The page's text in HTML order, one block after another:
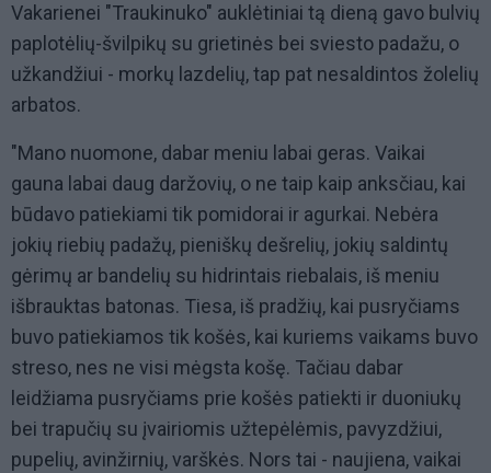
Vakarienei "Traukinuko" auklėtiniai tą dieną gavo bulvių
paplotėlių-švilpikų su grietinės bei sviesto padažu, o
užkandžiui - morkų lazdelių, tap pat nesaldintos žolelių
arbatos.
"Mano nuomone, dabar meniu labai geras. Vaikai
gauna labai daug daržovių, o ne taip kaip anksčiau, kai
būdavo patiekiami tik pomidorai ir agurkai. Nebėra
jokių riebių padažų, pieniškų dešrelių, jokių saldintų
gėrimų ar bandelių su hidrintais riebalais, iš meniu
išbrauktas batonas. Tiesa, iš pradžių, kai pusryčiams
buvo patiekiamos tik košės, kai kuriems vaikams buvo
streso, nes ne visi mėgsta košę. Tačiau dabar
leidžiama pusryčiams prie košės patiekti ir duoniukų
bei trapučių su įvairiomis užtepėlėmis, pavyzdžiui,
pupelių, avinžirnių, varškės. Nors tai - naujiena, vaikai